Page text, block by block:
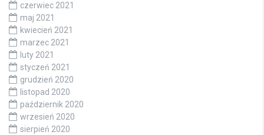
czerwiec 2021
maj 2021
kwiecień 2021
marzec 2021
luty 2021
styczeń 2021
grudzień 2020
listopad 2020
październik 2020
wrzesień 2020
sierpień 2020